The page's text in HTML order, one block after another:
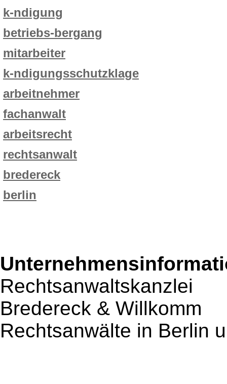
k-ndigung
betriebs-bergang
mitarbeiter
k-ndigungsschutzklage
arbeitnehmer
fachanwalt
arbeitsrecht
rechtsanwalt
bredereck
berlin
Rechtsanwaltskanzlei
Bredereck & Willkomm
Rechtsanwälte in Berlin